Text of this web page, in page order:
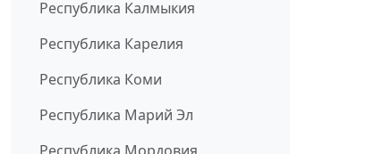
Республика Калмыкия
Республика Карелия
Республика Коми
Республика Марий Эл